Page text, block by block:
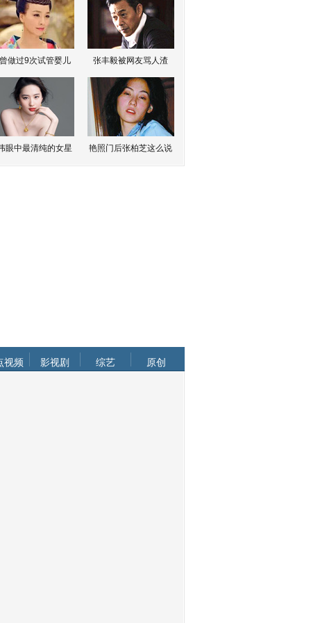
做过9次试管婴儿 张丰毅被网友骂人渣
眼中最清纯的女星 艳照门后张柏芝这么说
视频 影视剧 综艺 原创